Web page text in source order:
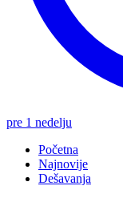
pre 1 nedelju
Početna
Najnovije
Dešavanja